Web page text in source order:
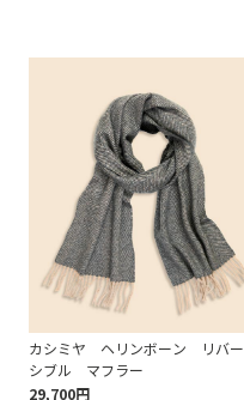
カシミヤ ヘリンボーン リバー
シブル マフラー
29,700円